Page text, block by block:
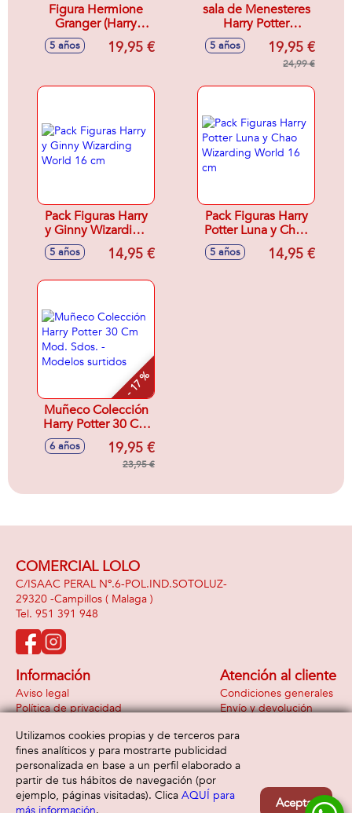
Figura Hermione
Granger (Harry
Potter) 30Cm
5 años 19,95 €
sala de Menesteres
Harry Potter
Wizarding World
5 años 19,95 €
24,99 €
Pack Figuras Harry
y Ginny Wizarding
World 16 cm
5 años 14,95 €
Pack Figuras Harry
Potter Luna y Chao
Wizarding World
16 cm
5 años 14,95 €
- 17 %
Muñeco Colección
Harry Potter 30 Cm
Mod. Sdos. -
Modelos surtidos
6 años 19,95 €
23,95 €
COMERCIAL LOLO
C/ISAAC PERAL Nº.6-POL.IND.SOTOLUZ-
29320 -Campillos ( Malaga )
951 391 948
Información
Aviso legal
Política de privacidad
Atención al cliente
Condiciones generales
Envío y devolución
Formas de pago
Utilizamos cookies propias y de terceros para
fines analíticos y para mostrarte publicidad
personalizada en base a un perfil elaborado a
partir de tus hábitos de navegación (por
ejemplo, páginas visitadas). Clica AQUÍ para
Aceptar